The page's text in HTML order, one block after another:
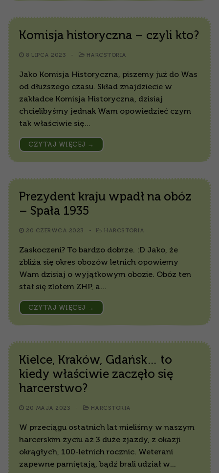
Komisja historyczna – czyli kto?
8 LIPCA 2023 - HARCSTORIA
Jako Komisja Historyczna, piszemy już do Was
od dłuższego czasu. Skład znajdziecie w
zakładce Komisja Historyczna, dzisiaj
chcielibyśmy jednak Wam opowiedzieć czym
tak właściwie się…
CZYTAJ WIĘCEJ →
Prezydent kraju wpadł na obóz
– Spała 1935
20 CZERWCA 2023 - HARCSTORIA
Zaskoczeni? To bardzo dobrze. :D Jako, że
zbliża się okres obozów letnich opowiemy
Wam dzisiaj o wyjątkowym obozie. Obóz ten
stał się zlotem ZHP, a…
CZYTAJ WIĘCEJ →
Kielce, Kraków, Gdańsk… to
kiedy właściwie zaczęło się
harcerstwo?
20 MAJA 2023 - HARCSTORIA
W przeciągu ostatnich lat mieliśmy w naszym
harcerskim życiu aż 3 duże zjazdy, z okazji
okrągłych, 100-letnich rocznic. Weterani
zapewne pamiętają, bądź brali udział w…